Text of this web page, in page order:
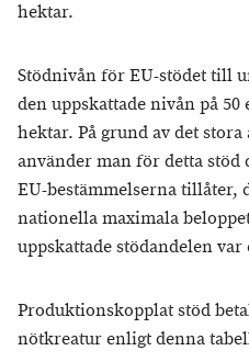
hektar.
Stödnivån för EU-stödet till
den uppskattade nivån på
hektar. På grund av det
använder man för detta stöd
EU-bestämmelserna tillåter,
nationella maximala
uppskattade stödandelen
Produktionskopplat stöd
nötkreatur enligt denna